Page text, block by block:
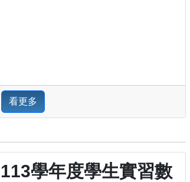
看更多
113學年度學生實習數